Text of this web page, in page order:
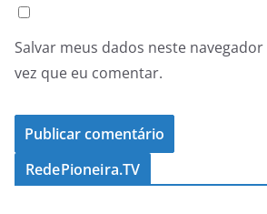
Salvar meus dados neste
vez que eu comentar.
RedePioneira.TV